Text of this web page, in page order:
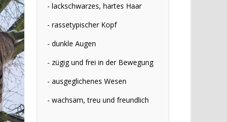
- lackschwarzes, hartes Haar
- rassetypischer Kopf
- dunkle Augen
- zügig und frei in der Bewegung
- ausgeglichenes Wesen
- wachsam, treu und freundlich